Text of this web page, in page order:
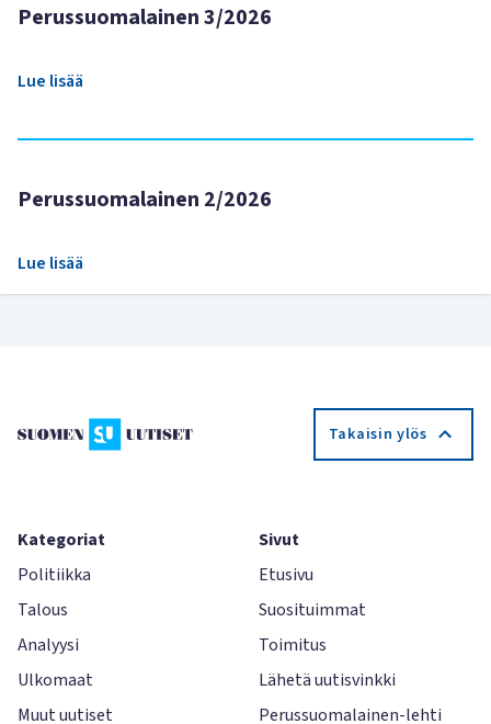
Perussuomalainen 3/2026
Lue lisää
Perussuomalainen 2/2026
Lue lisää
Takaisin ylös
Kategoriat
Politiikka
Talous
Analyysi
Ulkomaat
Muut uutiset
Sivut
Etusivu
Suosituimmat
Toimitus
Lähetä uutisvinkki
Perussuomalainen-lehti